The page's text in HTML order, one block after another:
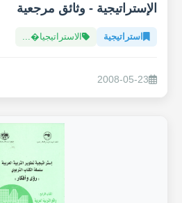
الإستراتيجية - وثائق مرجعية
استراتيجية الاستراتيجيا�...
2008-05-23